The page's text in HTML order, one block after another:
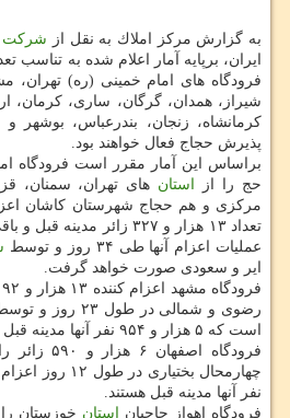
به گزارش مركز املاك به نقل از شركت
ایران، برپایه آمار اعلام شده به تناسب
فرودگاه های امام خمینی (ره) تهران،
شیراز، همدان، گرگان، ساری، كرمان،
كرمانشاه، زنجان، بندرعباس،
پذیرش حجاج فعال خواهند بود.
حج را از استان های تهران، سمنان،
مركزی و هم حجاج شهرستان كاشان
تعداد ۱۳ هزار و ۳۲۷ زائر
عملیات اعزام آنها طی ۳۴ روز و توسط
ایر و سعودی صورت خواهد گرفت.
فرودگاه مشهد اعزام كننده ۱۳ هزار و ۹۲ زائر از
رضوی و شمالی در طول ۲۳ روز و توسط
است كه ۵ هزار و ۹۵۴ نفر آنها مدینه قبل هستند.
فرودگاه اصفهان ۶ هزار و ۵۹۰ زائر را از
نفر آنها مدینه قبل هستند.
فرودگاه اهواز حاجیان استان